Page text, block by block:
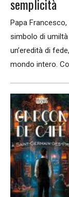
semplicità
Papa
simbolo di
un’eredità di
mondo intero.